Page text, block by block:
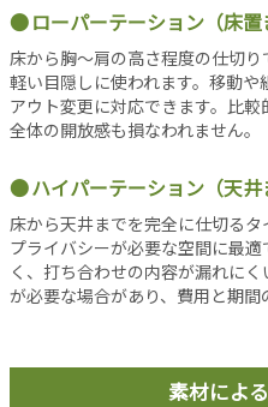
テ
シ
ョ
ン
フ
ス
消
防
コ
ローパーテーション（床置
床から胸〜肩の高さ程度の仕切
軽い目隠しに使われます。移動
アウト変更に対応できます。比
全体の開放感も損なわれません。
ハイパーテーション（天井
床から天井までを完全に仕切る
プライバシーが必要な空間に最
く、打ち合わせの内容が漏れに
が必要な場合があり、費用と期間
素材によ